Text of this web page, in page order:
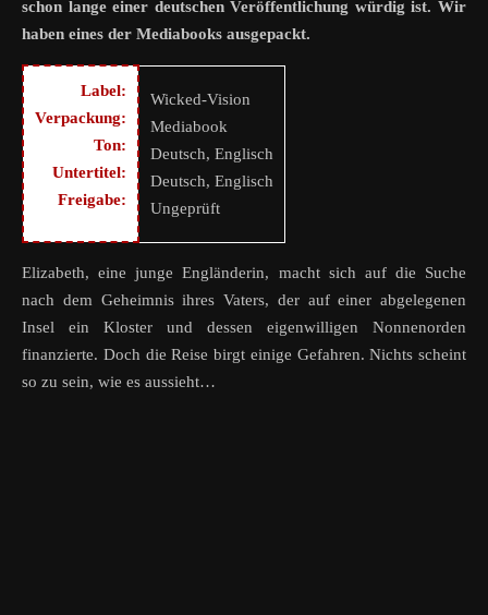
schon lange einer deutschen Veröffentlichung würdig ist. Wir
haben eines der Mediabooks ausgepackt.
Label:
Verpackung:
Ton:
Untertitel:
Freigabe:
Wicked-Vision
Mediabook
Deutsch, Englisch
Deutsch, Englisch
Ungeprüft
Elizabeth, eine junge Engländerin, macht sich auf die Suche
nach dem Geheimnis ihres Vaters, der auf einer abgelegenen
Insel ein Kloster und dessen eigenwilligen Nonnenorden
finanzierte. Doch die Reise birgt einige Gefahren. Nichts scheint
so zu sein, wie es aussieht…